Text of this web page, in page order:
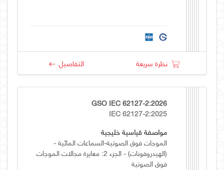
نظرة سريعة التفاصيل
GSO IEC 62127-2:2026
IEC 62127-2:2025
مواصفة قياسية خليجية
الموجات فوق الصوتية-السماعات المائية -
(الهيدروفونات) - الجزء 2: معايرة مجالات الموجات
فوق الصوتية